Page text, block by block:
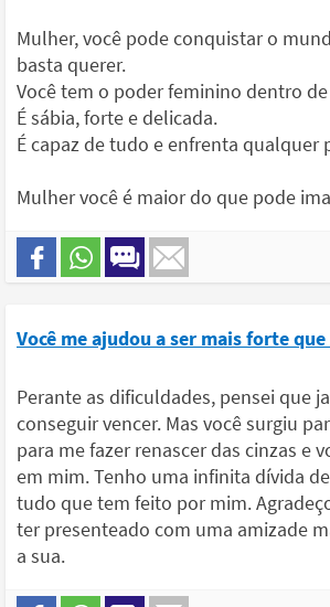
Mulher, você pode conquistar o
basta querer.
Você tem o poder feminino dentro
É sábia, forte e delicada.
É capaz de tudo e enfrenta qualquer
Mulher você é maior do que pode
Você me ajudou a ser mais forte
Perante as dificuldades, pensei que
conseguir vencer. Mas você surgiu
para me fazer renascer das cinzas e
em mim. Tenho uma infinita dívida
tudo que tem feito por mim.
ter presenteado com uma amizade
a sua.